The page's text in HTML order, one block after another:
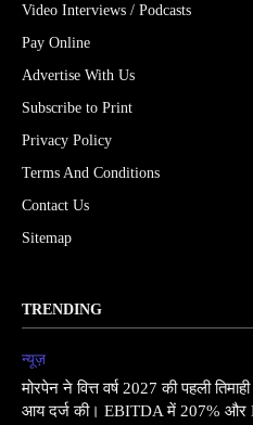
Video Interviews / Podcasts
Pay Online
Advertise With Us
Subscribe to Print
Privacy Policy
Terms And Conditions
Contact Us
Sitemap
TRENDING
न्यूज़
मोरपेन ने वित्त वर्ष 2027 की पहली
आय दर्ज की। EBITDA में 207% और